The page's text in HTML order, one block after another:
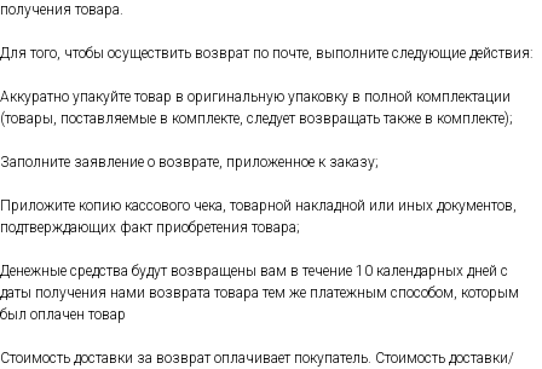
получения товара.
Для того, чтобы осуществить возврат по почте, выполните следующие действия:
Аккуратно упакуйте товар в оригинальную упаковку в полной комплектации
(товары, поставляемые в комплекте, следует возвращать также в комплекте);
Заполните заявление о возврате, приложенное к заказу;
Приложите копию кассового чека, товарной накладной или иных документов,
подтверждающих факт приобретения товара;
Денежные средства будут возвращены вам в течение 10 календарных дней с
даты получения нами возврата товара тем же платежным способом, которым
был оплачен товар
Стоимость доставки за возврат оплачивает покупатель. Стоимость доставки/